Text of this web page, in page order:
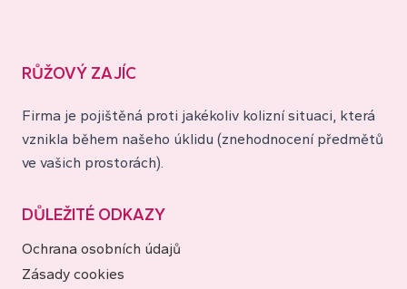
RŮŽOVÝ ZAJÍC
Firma je pojištěná proti jakékoliv kolizní situaci, která
vznikla během našeho úklidu (znehodnocení předmětů
ve vašich prostorách).
DŮLEŽITÉ ODKAZY
Ochrana osobních údajů
Zásady cookies